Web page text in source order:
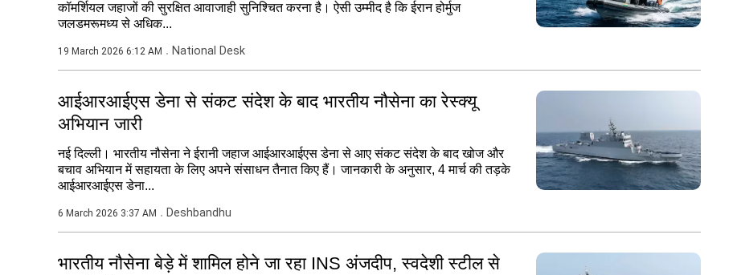
कॉमर्शियल जहाजों की सुरक्षित आवाजाही सुनिश्चित करना है। ऐसी उम्मीद है कि ईरान होर्मुज
जलडमरूमध्य से अधिक...
19 March 2026 6:12 AM National Desk
आईआरआईएस डेना से संकट संदेश के बाद भारतीय नौसेना का रेस्क्यू
अभियान जारी
नई दिल्ली। भारतीय नौसेना ने ईरानी जहाज आईआरआईएस डेना से आए संकट संदेश के बाद खोज और
बचाव अभियान में सहायता के लिए अपने संसाधन तैनात किए हैं। जानकारी के अनुसार, 4 मार्च की तड़के
आईआरआईएस डेना...
6 March 2026 3:37 AM Deshbandhu
भारतीय नौसेना बेड़े में शामिल होने जा रहा INS अंजदीप, स्वदेशी स्टील से